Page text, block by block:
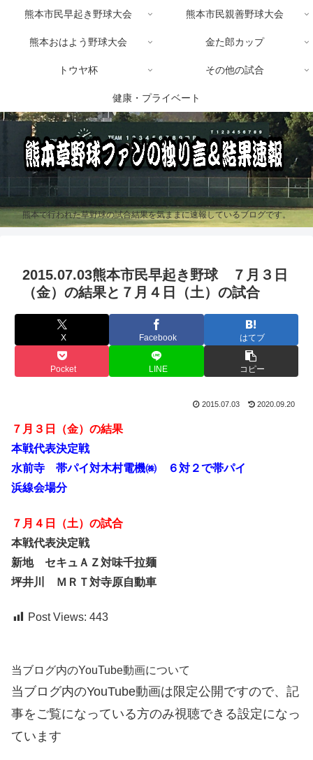
熊本で行われた草野球の試合結果を気ままに速報しているブログです。
熊本市民早起き野球大会 熊本市民親善野球大会
熊本おはよう野球大会 金た郎カップ
トウヤ杯 その他の試合
健康・プライベート
2015.07.03熊本市民早起き野球 ７月３日
（金）の結果と７月４日（土）の試合
X Facebook はてブ
Pocket LINE コピー
2015.07.03 2020.09.20
７月３日（金）の結果
本戦代表決定戦
水前寺 帯パイ対木村電機㈱ ６対２で帯パイ
浜線会場分
７月４日（土）の試合
本戦代表決定戦
新地 セキュＡＺ対味千拉麺
坪井川 ＭＲＴ対寺原自動車
Post Views: 443
当ブログ内のYouTube動画について
当ブログ内のYouTube動画は限定公開ですので、記
事をご覧になっている方のみ視聴できる設定になっ
ています